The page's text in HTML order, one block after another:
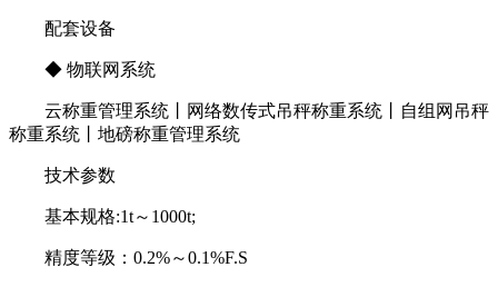
配套设备
◆ 物联网系统
云称重管理系统丨网络数传式吊秤称重系统丨自组网吊秤
称重系统丨地磅称重管理系统
技术参数
基本规格:1t～1000t;
精度等级：0.2%～0.1%F.S